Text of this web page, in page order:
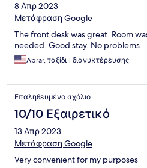
8 Απρ 2023
Μετάφραση Google
The front desk was great. Room
needed. Good stay. No problems.
Abrar, ταξίδι 1 διανυκτέρευσης
Επαληθευμένο σχόλιο
10/10 Εξαιρετικό
13 Απρ 2023
Μετάφραση Google
Very convenient for my purposes